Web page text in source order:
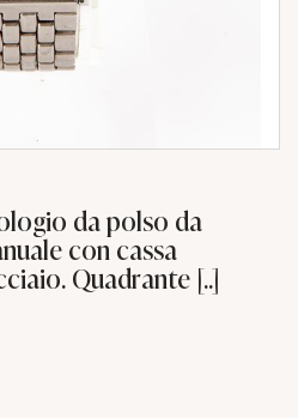
da polso da
con cassa
Quadrante [..]